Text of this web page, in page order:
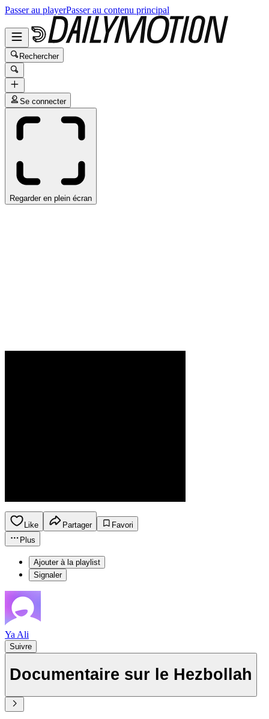
Passer au playerPasser au contenu principal
Rechercher
Se connecter
Regarder en plein écran
Like Partager
Favori
Plus
Ajouter à la playlist
Signaler
Ya Ali
Suivre
Documentaire sur le Hezbollah